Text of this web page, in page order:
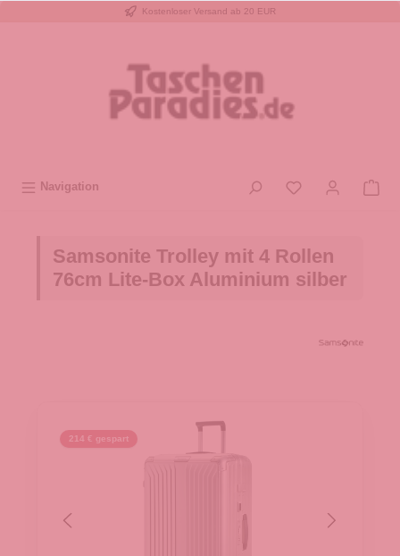
Kostenloser Versand ab 20 EUR
Navigation
Samsonite Trolley mit 4 Rollen
76cm Lite-Box Aluminium silber
214 € gespart